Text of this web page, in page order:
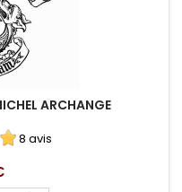
ARCHANGE
8 avis